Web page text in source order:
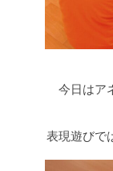
今日はア
表現遊びで